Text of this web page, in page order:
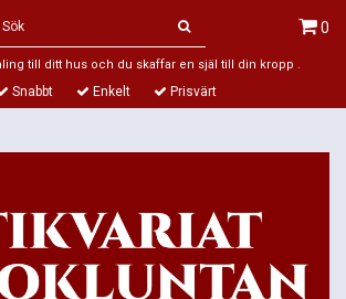
0
till ditt hus och du skaffar en själ till din kropp .
Snabbt Enkelt Prisvärt